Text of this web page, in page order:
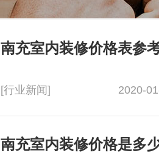
南充室内装修价格表参
[行业新闻] 2020-